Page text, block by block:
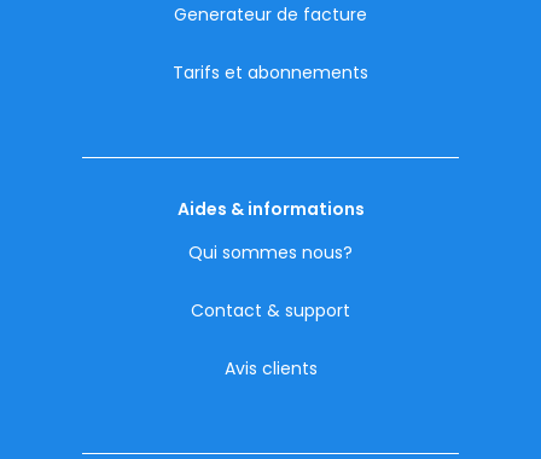
Generateur de facture
Tarifs et abonnements
Aides & informations
Qui sommes nous?
Contact & support
Avis clients